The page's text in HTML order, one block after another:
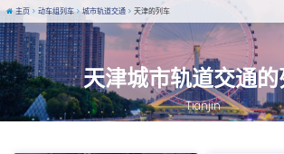
天津城市轨道交通的
Tianjin
主页 动车组列车 城市轨道交通 天津的列车